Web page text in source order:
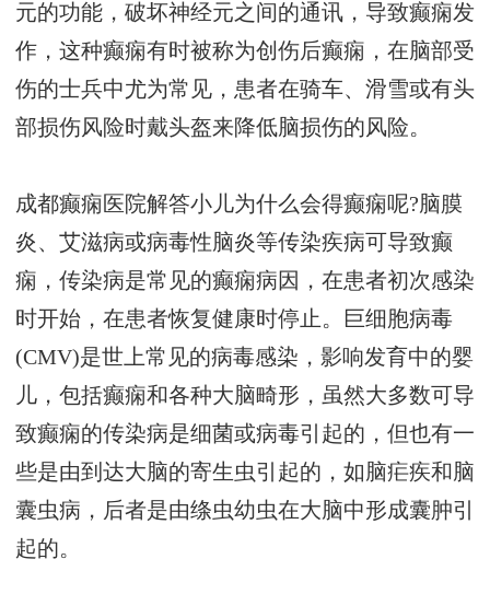
元的功能，破坏神经元之间的通讯，导致癫痫发
作，这种癫痫有时被称为创伤后癫痫，在脑部受
伤的士兵中尤为常见，患者在骑车、滑雪或有头
部损伤风险时戴头盔来降低脑损伤的风险。
成都癫痫医院解答小儿为什么会得癫痫呢?脑膜
炎、艾滋病或病毒性脑炎等传染疾病可导致癫
痫，传染病是常见的癫痫病因，在患者初次感染
时开始，在患者恢复健康时停止。巨细胞病毒
(CMV)是世上常见的病毒感染，影响发育中的婴
儿，包括癫痫和各种大脑畸形，虽然大多数可导
致癫痫的传染病是细菌或病毒引起的，但也有一
些是由到达大脑的寄生虫引起的，如脑疟疾和脑
囊虫病，后者是由绦虫幼虫在大脑中形成囊肿引
起的。